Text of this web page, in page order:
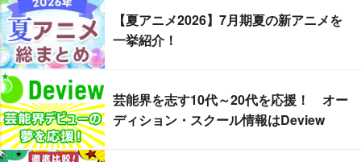
【夏アニメ2026】7月期夏の新アニメを
一挙紹介！
芸能界を志す10代～20代を応援！ オー
ディション・スクール情報はDeview